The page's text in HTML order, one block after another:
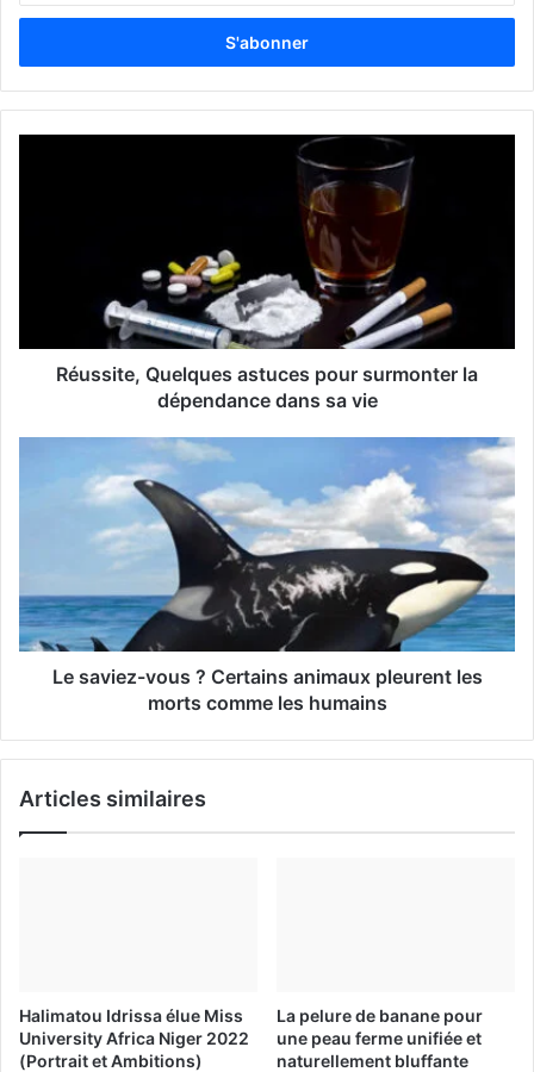
t
e
z
Réussite, Quelques astuces pour surmonter la
dépendance dans sa vie
Le saviez-vous ? Certains animaux pleurent les
morts comme les humains
Articles similaires
Halimatou Idrissa élue Miss
University Africa Niger 2022
(Portrait et Ambitions)
La pelure de banane pour
une peau ferme unifiée et
naturellement bluffante